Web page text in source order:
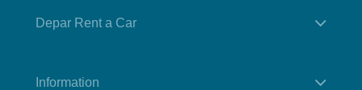
Depar Rent a Car
Information